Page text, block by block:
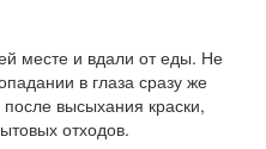
месте и вдали от еды. Не
в глаза сразу же
высыхания краски,
отходов.